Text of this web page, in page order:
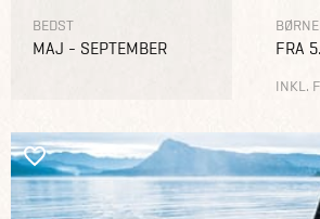
BEDST
MAJ - SEPTEMBER FRA
INKL.